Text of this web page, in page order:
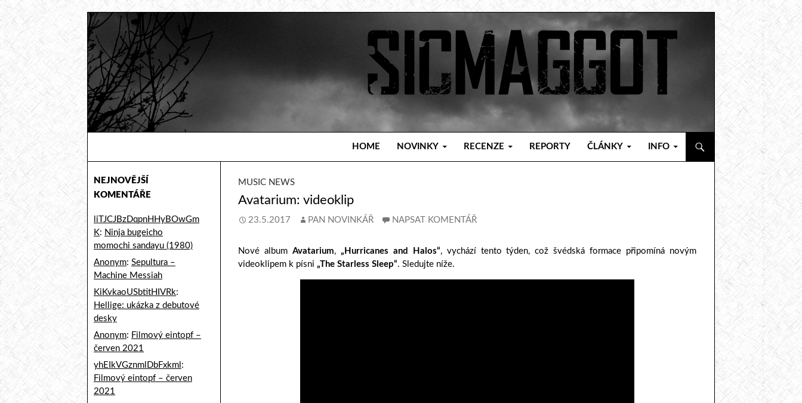
HOME NOVINKY RECENZE REPORTY ČLÁNKY INFO
MUSIC NEWS
Avatarium: videoklip
23.5.2017 PAN NOVINKÁŘ NAPSAT KOMENTÁŘ
Nové album Avatarium, „Hurricanes and Halos“, vychází tento týden, což švédská formace připomíná novým
videoklipem k písni „The Starless Sleep“. Sledujte níže.
fandy
NEJNOVĚJŠÍ
KOMENTÁŘE
liTJCJBzDqpnHHyBOwGm
K: Ninja bugeicho
momochi sandayu (1980)
Anonym: Sepultura –
Machine Messiah
KiKvkaoUSbtitHIVRk:
Hellige: ukázka z debutové
desky
Anonym: Filmový eintopf –
červen 2021
yhEIkVGznmlDbFxkml :
Filmový eintopf – červen
2021